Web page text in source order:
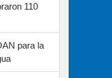
110
para la